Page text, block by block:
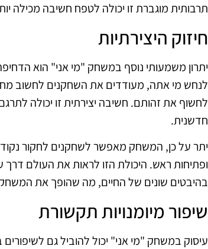
תרבותית מוגברת זו יכולה לטפח חשיבה מכילה
חיזוק היצירתיות
יתרון משמעותי נוסף במשחק "מי אני" הוא
לנחש מי אתה, מעודדים את השחקנים לחשוב
לחשוף את זהותם. חשיבה יצירתית זו יכולה
חדשנית.
יתר על כן, המשחק מאפשר לשחקנים לחקור
ופתיחות ראש. היכולת הזו לראות את העולם דרך
בהיבטים שונים של החיים, מה שהופך את
שיפור מיומנויות תקשורת
עיסוק במשחק "מי אני" יכול להוביל גם